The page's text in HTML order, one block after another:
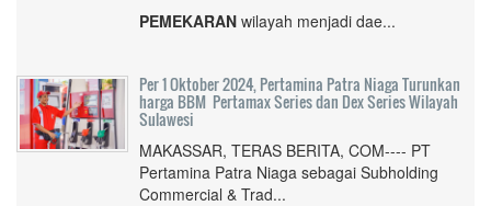
PEMEKARAN wilayah menjadi dae...
Per 1 Oktober 2024, Pertamina Patra Niaga Turunkan
harga BBM Pertamax Series dan Dex Series Wilayah
Sulawesi
MAKASSAR, TERAS BERITA, COM---- PT
Pertamina Patra Niaga sebagai Subholding
Commercial & Trad...